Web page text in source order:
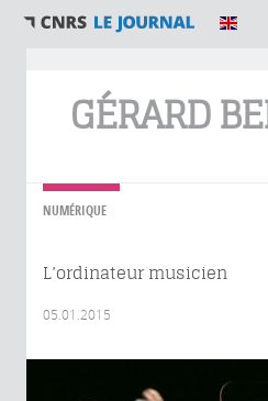
GÉRARD
NUMÉRIQUE
L’ordinateur musicien
05.01.2015